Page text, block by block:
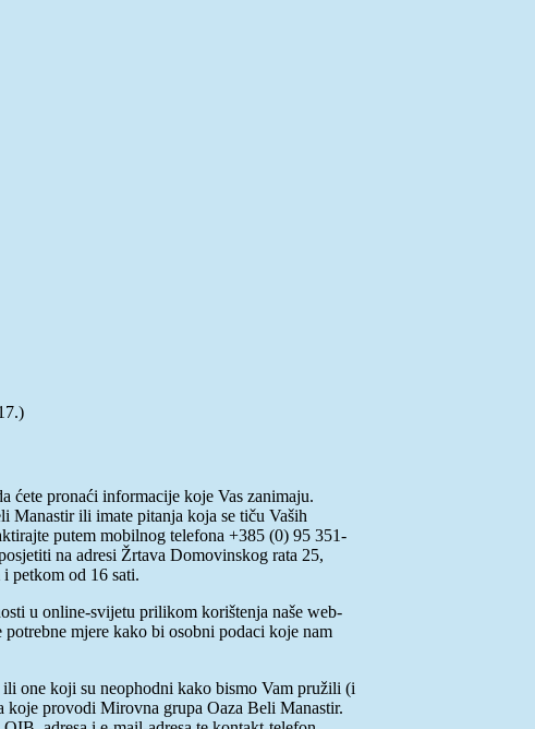
ćete pronaći informacije koje Vas zanimaju.
Manastir ili imate pitanja koja se tiču Vaših
putem mobilnog telefona +385 (0) 95 351-
na adresi Žrtava Domovinskog rata 25,
petkom od 16 sati.
u online-svijetu prilikom korištenja naše web-
mjere kako bi osobni podaci koje nam
one koji su neophodni kako bismo Vam pružili (i
koje provodi Mirovna grupa Oaza Beli Manastir.